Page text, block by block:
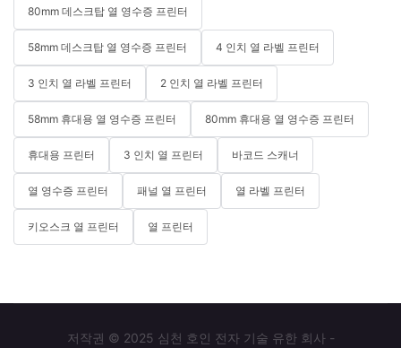
80mm 데스크탑 열 영수증 프린터
58mm 데스크탑 열 영수증 프린터 4 인치 열 라벨 프린터
3 인치 열 라벨 프린터 2 인치 열 라벨 프린터
58mm 휴대용 열 영수증 프린터 80mm 휴대용 열 영수증 프린터
휴대용 프린터 3 인치 열 프린터 바코드 스캐너
열 영수증 프린터 패널 열 프린터 열 라벨 프린터
키오스크 열 프린터 열 프린터
저작권 © 2025 심천 호인 전자 기술 유한 회사 -